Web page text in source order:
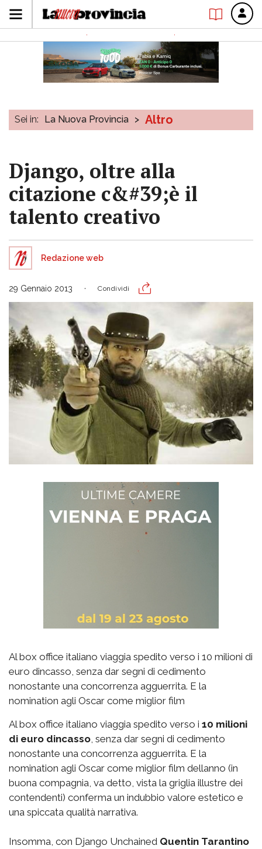
Sei in: La Nuova Provincia > Altro
Django, oltre alla
citazione c&#39;è il
talento creativo
Redazione web
29 Gennaio 2013 Condividi
Al box office italiano viaggia spedito verso i 10 milioni di
euro dincasso, senza dar segni di cedimento
nonostante una concorrenza agguerrita. E la
nomination agli Oscar come miglior film
Al box office italiano viaggia spedito verso i 10 milioni
di euro dincasso , senza dar segni di cedimento
nonostante una concorrenza agguerrita. E la
nomination agli Oscar come miglior film dellanno (in
buona compagnia, va detto, vista la griglia illustre dei
contendenti) conferma un indubbio valore estetico e
una spiccata qualità narrativa.
Insomma, con Django Unchained Quentin Tarantino